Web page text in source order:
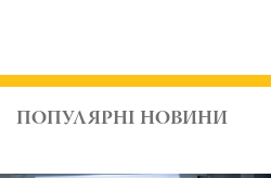
ПОПУЛЯРНІ НОВИНИ